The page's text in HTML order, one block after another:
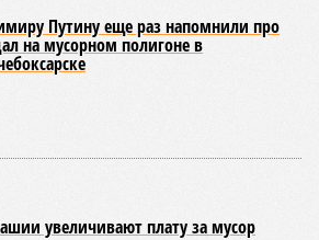
собой традиционное единоборство,
чувашского народа. Схватка
соперники располагаются
этом через пояс каждого из них
матерчатое полотенце;
элемент экипировки, борцы вступают
задача которого заключается в
противника.
национальной борьбы